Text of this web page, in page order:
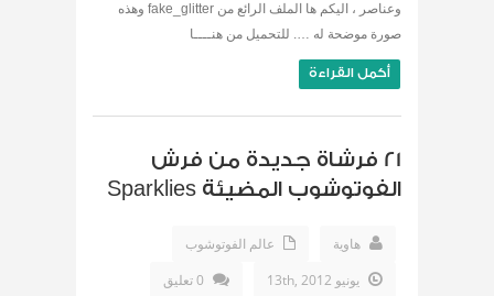
وعناصر ، اليكم ها الملف الرائع من fake_glitter وهذه
صورة موضحة له …. للتحميل من هنــــا
أكمل القراءة
21 فرشاة جديدة من فرش
الفوتوشوب المضيئة Sparklies
هاوية
عالم الفوتوشوب
يونيو 13th, 2012
0 تعليق